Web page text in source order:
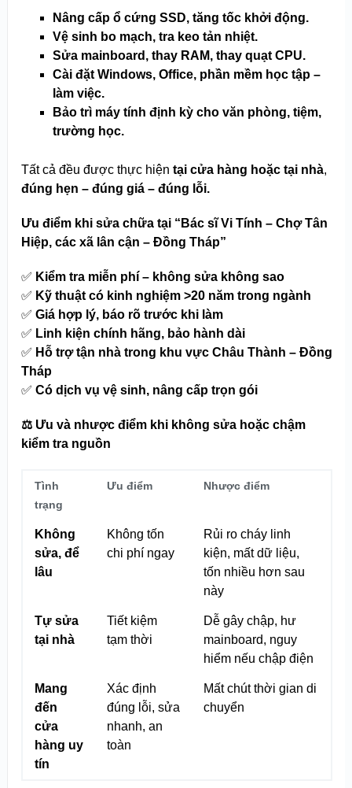
Nâng cấp ổ cứng SSD, tăng tốc khởi động.
Vệ sinh bo mạch, tra keo tản nhiệt.
Sửa mainboard, thay RAM, thay quạt CPU.
Cài đặt Windows, Office, phần mềm học tập –
làm việc.
Bảo trì máy tính định kỳ cho văn phòng, tiệm,
trường học.
Tất cả đều được thực hiện tại cửa hàng hoặc tại nhà,
đúng hẹn – đúng giá – đúng lỗi.
Ưu điểm khi sửa chữa tại “Bác sĩ Vi Tính – Chợ Tân
Hiệp, các xã lân cận – Đồng Tháp”
✅ Kiểm tra miễn phí – không sửa không sao
✅ Kỹ thuật có kinh nghiệm >20 năm trong ngành
✅ Giá hợp lý, báo rõ trước khi làm
✅ Linh kiện chính hãng, bảo hành dài
✅ Hỗ trợ tận nhà trong khu vực Châu Thành – Đồng
Tháp
✅ Có dịch vụ vệ sinh, nâng cấp trọn gói
⚖️Ưu và nhược điểm khi không sửa hoặc chậm
kiểm tra nguồn
Tình
trạng
Ưu điểm Nhược điểm
Không
sửa, để
lâu
Không tốn
chi phí ngay
Rủi ro cháy linh
kiện, mất dữ liệu,
tốn nhiều hơn sau
này
Tự sửa
tại nhà
Tiết kiệm
tạm thời
Dễ gây chập, hư
mainboard, nguy
hiểm nếu chập điện
Mang
đến
cửa
hàng uy
tín
Xác định
đúng lỗi, sửa
nhanh, an
toàn
Mất chút thời gian di
chuyển